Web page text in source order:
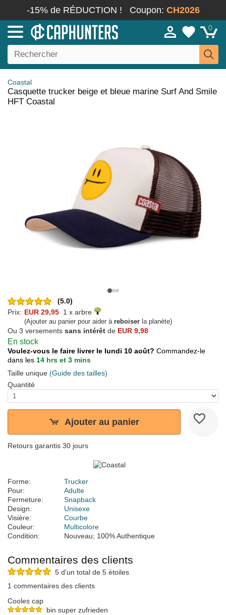
-15% de RÉDUCTION ! Coupon: CH2026
0
Coastal
Casquette trucker beige et bleue marine Surf And Smile
HFT Coastal
(5.0)
Prix: EUR 29,95 1 x arbre
(Ajouter au panier pour aider à reboiser la planète)
Ou 3 versements sans intérêt de EUR 9,98
En stock
Voulez-vous le faire livrer le lundi 10 août? Commandez-le
dans les 14 hrs et 3 mins
Taille unique (Guide des tailles)
Quantité
Ajouter au panier
Retours garantis 30 jours
Forme:
Trucker
Pour:
Adulte
Fermeture:
Snapback
Design:
Unisexe
Visière:
Courbe
Couleur:
Multicolore
Condition:
Nouveau; 100% Authentique
Commentaires des clients
5 d'un total de 5 étoiles
1 commentaires des clients
Cooles cap
bin super zufrieden